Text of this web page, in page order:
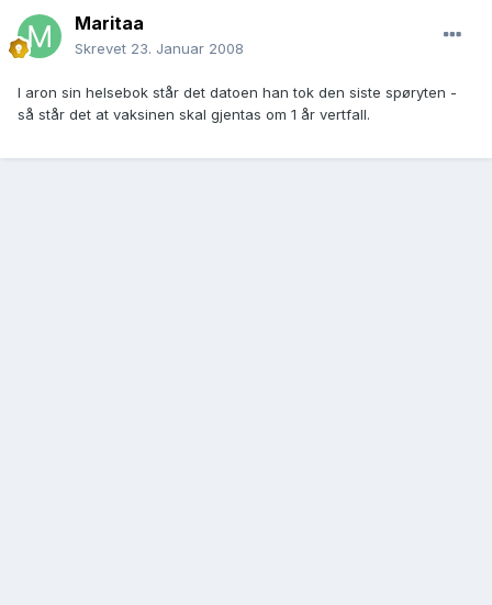
Maritaa
Skrevet 23. Januar 2008
I aron sin helsebok står det datoen han tok den siste spøryten -
så står det at vaksinen skal gjentas om 1 år vertfall.